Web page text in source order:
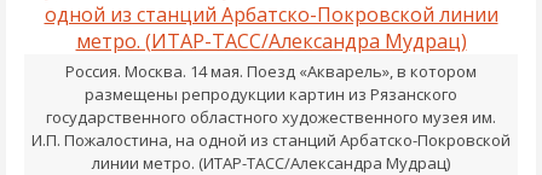
Россия. Москва. 14 мая. Поезд «Акварель», в котором
размещены репродукции картин из Рязанского
государственного областного художественного музея им.
И.П. Пожалостина, на одной из станций Арбатско-Покровской
линии метро. (ИТАР-ТАСС/Александра Мудрац)